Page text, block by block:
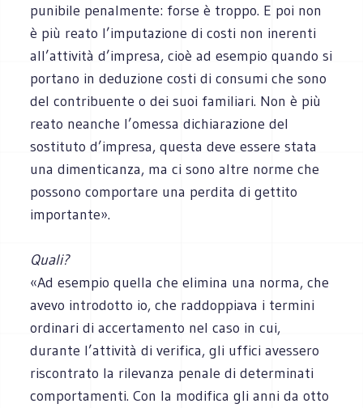
punibile penalmente: forse è troppo. E poi non
è più reato l’imputazione di costi non inerenti
all’attività d’impresa, cioè ad esempio quando si
portano in deduzione costi di consumi che sono
del contribuente o dei suoi familiari. Non è più
reato neanche l’omessa dichiarazione del
sostituto d’impresa, questa deve essere stata
una dimenticanza, ma ci sono altre norme che
possono comportare una perdita di gettito
importante».
Quali?
«Ad esempio quella che elimina una norma, che
avevo introdotto io, che raddoppiava i termini
ordinari di accertamento nel caso in cui,
durante l’attività di verifica, gli uffici avessero
riscontrato la rilevanza penale di determinati
comportamenti. Con la modifica gli anni da otto